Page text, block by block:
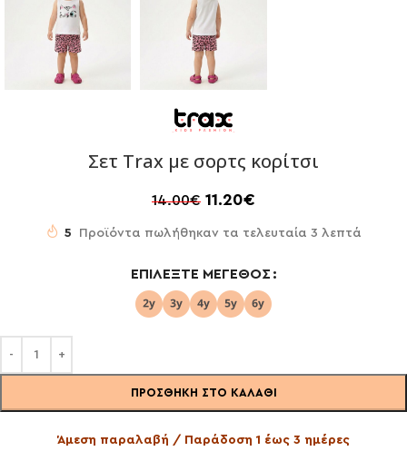
Σετ Trax με σορτς κορίτσι
14.00€ 11.20€
5 Προϊόντα πωλήθηκαν τα τελευταία 3 λεπτά
ΕΠΙΛΈΞΤΕ ΜΈΓΕΘΟΣ
ΠΡΟΣΘΉΚΗ ΣΤΟ ΚΑΛΆΘΙ
Άμεση παραλαβή / Παράδοση 1 έως 3 ημέρες